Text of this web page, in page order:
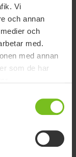
Vi
och annan
och
med.
med annan
som de har